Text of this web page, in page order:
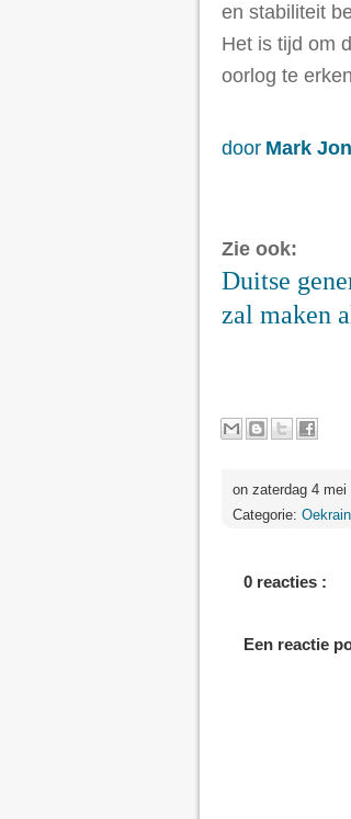
en stabiliteit
Het is tijd om
oorlog te
door Mark
Zie ook:
Duitse
zal maken
on zaterdag 4 mei
Categorie:
0 reacties :
Een reactie